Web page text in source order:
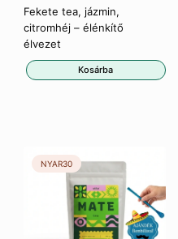
Fekete tea, jázmin,
citromhéj – élénkítő
élvezet
Kosárba